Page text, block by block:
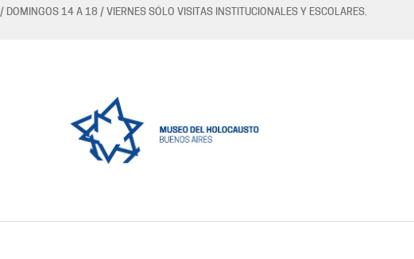
DOMINGOS 14 A 18 / VIERNES SÓLO VISITAS INSTITUCIONALES Y ESCOLARES.